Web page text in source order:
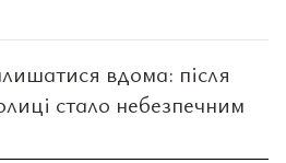
вдома: після
стало небезпечним